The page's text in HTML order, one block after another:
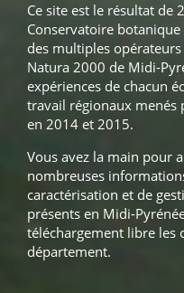
Ce site est le résultat de
Conservatoire botanique
des multiples
Natura 2000 de Midi-
expériences de chacun
travail régionaux menés
en 2014 et 2015.
Vous avez la main pour
nombreuses
caractérisation et de
présents en Midi-
téléchargement libre les
département.